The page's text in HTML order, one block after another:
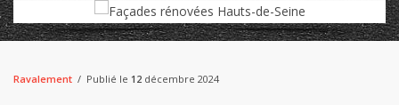
Ravalement Publié le 12 décembre 2024